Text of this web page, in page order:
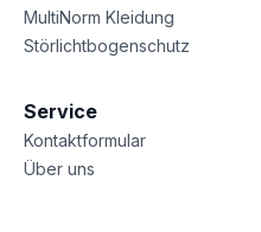
MultiNorm Kleidung
Störlichtbogenschutz
Service
Kontaktformular
Über uns